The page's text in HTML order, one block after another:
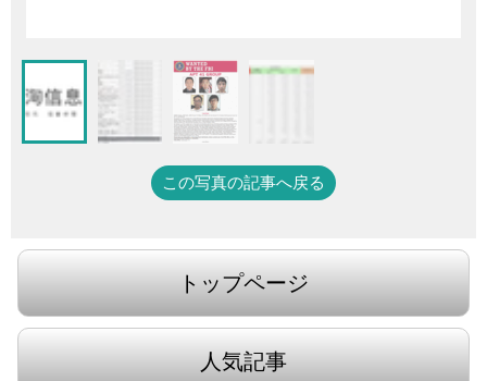
この写真の記事へ戻る
トップページ
人気記事